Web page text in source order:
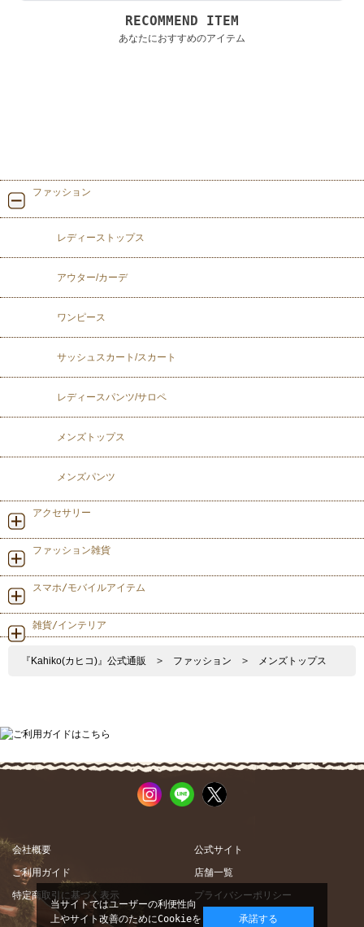
RECOMMEND ITEM
あなたにおすすめのアイテム
ファッション
レディーストップス
アウター/カーデ
ワンピース
サッシュスカート/スカート
レディースパンツ/サロペ
メンズトップス
メンズパンツ
アクセサリー
ファッション雑貨
スマホ/モバイルアイテム
雑貨/インテリア
『Kahiko(カヒコ)』公式通販 > ファッション > メンズトップス
会社概要
公式サイト
ご利用ガイド
店舗一覧
特定商取引に基づく表示
プライバシーポリシー
当サイトではユーザーの利便性向
上やサイト改善のためにCookieを
承諾する